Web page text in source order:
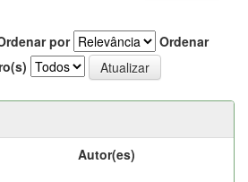
por
Ordenar
Autor(es)